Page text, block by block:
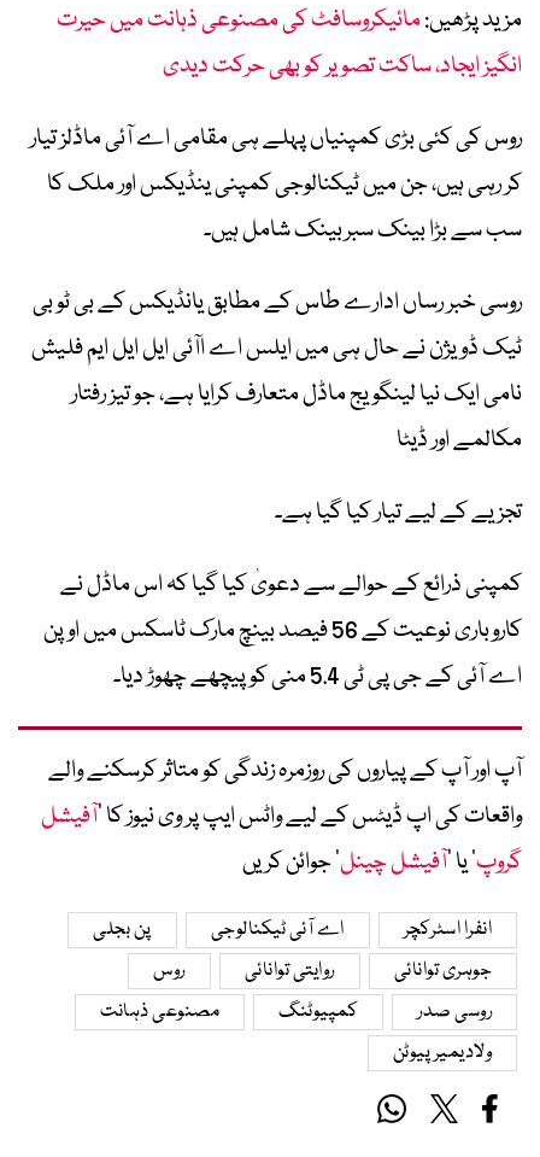
مزید پڑھیں:مائیکروسافٹ کی مصنوعی ذہانت میں حیرت
انگیز ایجاد، ساکت تصویر کو بھی حرکت دیدی
روس کی کئی بڑی کمپنیاں پہلے ہی مقامی اے آئی ماڈلز تیار
کر رہی ہیں، جن میں ٹیکنالوجی کمپنی ینڈیکس اور ملک کا
سب سے بڑا بینک سبربینک شامل ہیں۔
روسی خبر رساں ادارے طاس کے مطابق یانڈیکس کے بی ٹو بی
ٹیک ڈویژن نے حال ہی میں ایلس اے اآئی ایل ایل ایم فلیش
نامی ایک نیا لینگویج ماڈل متعارف کرایا ہے، جو تیز رفتار
مکالمے اور ڈیٹا
تجزیے کے لیے تیار کیا گیا ہے۔
کمپنی ذرائع کے حوالے سے دعویٰ کیا گیا کہ اس ماڈل نے
کاروباری نوعیت کے 56 فیصد بینچ مارک ٹاسکس میں اوپن
اے آئی کے جی پی ٹی 5.4 منی کو پیچھے چھوڑ دیا۔
آپ اور آپ کے پیاروں کی روزمرہ زندگی کو متاثر کرسکنے والے
واقعات کی اپ ڈیٹس کے لیے واٹس ایپ پر وی نیوز کا ’آفیشل
گروپ‘ یا ’آفیشل چینل‘ جوائن کریں
انفرا اسٹرکچر اے آئی ٹیکنالوجی
پن بجلی
جوہری توانائی
روایتی توانائی
روس
روسی صدر
کمپیوٹنگ
مصنوعی ذہانت
ولادیمیر پیوٹن